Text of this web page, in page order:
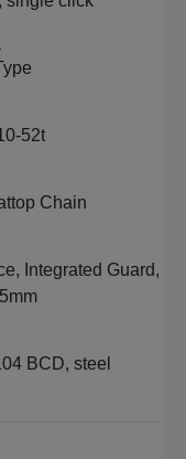
52t
Chain
Integrated Guard,
BCD, steel